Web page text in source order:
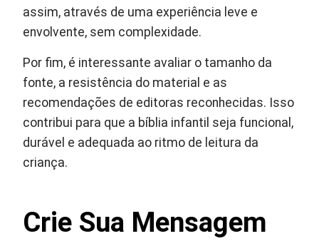
assim, através de uma experiência leve e
envolvente, sem complexidade.
Por fim, é interessante avaliar o tamanho da
fonte, a resistência do material e as
recomendações de editoras reconhecidas. Isso
contribui para que a bíblia infantil seja funcional,
durável e adequada ao ritmo de leitura da
criança.
Crie Sua Mensagem